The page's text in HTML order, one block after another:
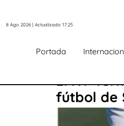
8 Ago 2026 | Actualizado 17:25
Portada
El XV
fútbol de